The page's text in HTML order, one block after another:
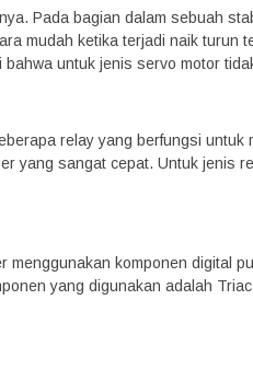
Pada bagian dalam sebuah
mudah ketika terjadi naik turun
untuk jenis servo motor
relay yang berfungsi
yang sangat cepat. Untuk jenis
komponen digital
yang digunakan adalah